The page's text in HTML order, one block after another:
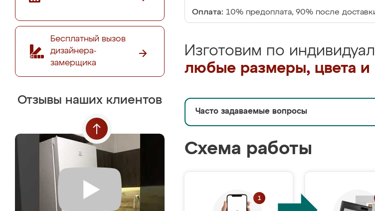
Бесплатный вызов
дизайнера-
замерщика
Отзывы наших клиентов
Оплата: 10% предоплата, 90% после
Изготовим по
любые размеры, цвета и
Часто задаваемые вопросы
Схема работы